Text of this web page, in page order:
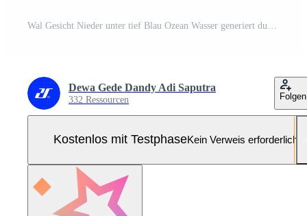
Dewa Gede Dandy Adi Saputra
332 Ressourcen Folgen
Kostenlos mit TestphaseKein Verweis erforderlich